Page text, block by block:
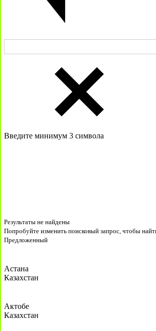
Введите минимум 3 символа
Результаты не найдены
Попробуйте изменить поисковый запрос, чтобы
Предложенный
Астана
Казахстан
Актобе
Казахстан